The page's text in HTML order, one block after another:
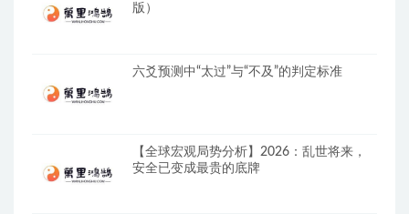
版）
六爻预测中“太过”与“不及”的判定标准
【全球宏观局势分析】2026：乱世将来，
安全已变成最贵的底牌